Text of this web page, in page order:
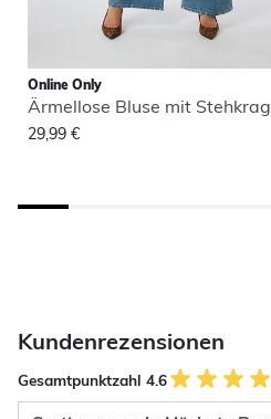
Online Only
Ärmellose Bluse mit
29,99 €
Kundenrezensionen
Gesamtpunktzahl 4.6